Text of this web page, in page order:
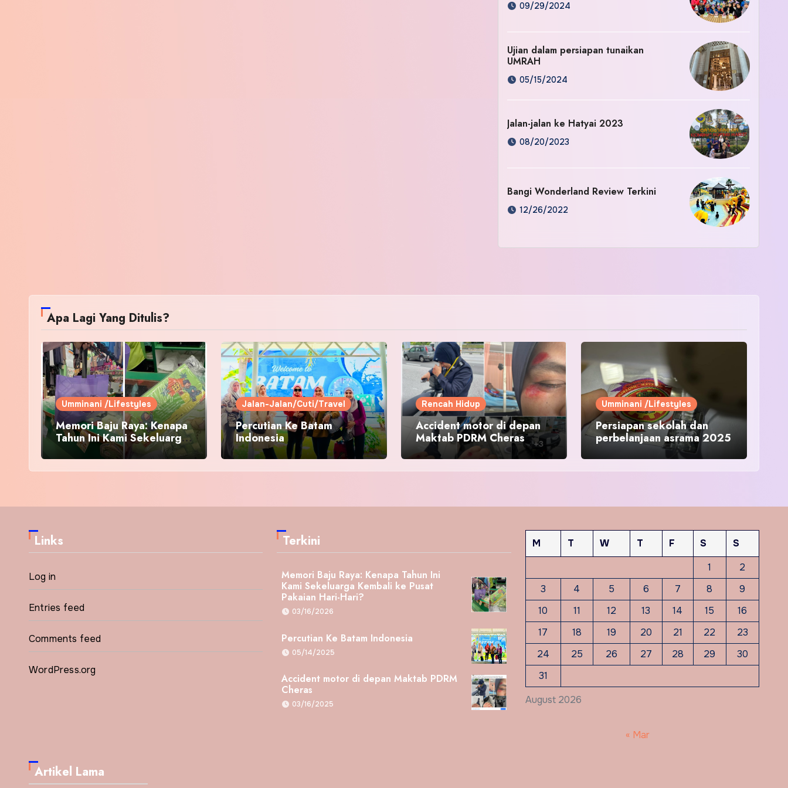
09/29/2024
Ujian dalam persiapan tunaikan
UMRAH
05/15/2024
Jalan-jalan ke Hatyai 2023
08/20/2023
Bangi Wonderland Review Terkini
12/26/2022
Apa Lagi Yang Ditulis?
Umminani /Lifestyles
Memori Baju Raya: Kenapa
Tahun Ini Kami Sekeluarga
Kembali ke Pusat Pakaian
Hari-Hari?
Jalan-Jalan/Cuti/Travel
Percutian Ke Batam
Indonesia
Rencah Hidup
Accident motor di depan
Maktab PDRM Cheras
Umminani /Lifestyles
Persiapan sekolah dan
perbelanjaan asrama 2025
Links
Log in
Entries feed
Comments feed
WordPress.org
Terkini
Memori Baju Raya: Kenapa Tahun Ini
Kami Sekeluarga Kembali ke Pusat
Pakaian Hari-Hari?
03/16/2026
Percutian Ke Batam Indonesia
05/14/2025
Accident motor di depan Maktab PDRM
Cheras
03/16/2025 August 2026
M T W T F S
S
1
2
3
4 5 6 7 8
9
10
11 12 13 14 15
16
17
18 19 20 21 22
23
24
25 26 27 28 29
30
31
« Mar
Artikel Lama